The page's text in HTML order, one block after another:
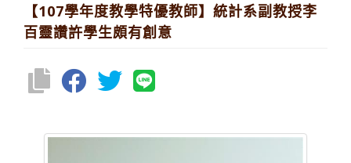
【107學年度教學特優教師】統計系副教授李
百靈讚許學生頗有創意